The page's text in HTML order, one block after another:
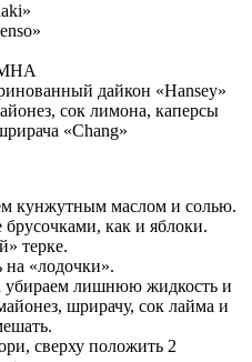
дайкон «Hansey»
сок лимона, каперсы
«Chang»
кунжутным маслом и солью.
как и яблоки.
терке.
«лодочки».
убираем лишнюю жидкость и
шрирачу, сок лайма и
сверху положить 2